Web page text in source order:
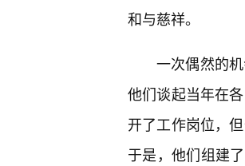
和与慈祥。
一次偶然的
他们谈起当年在
开了工作岗位，
于是，他们组建